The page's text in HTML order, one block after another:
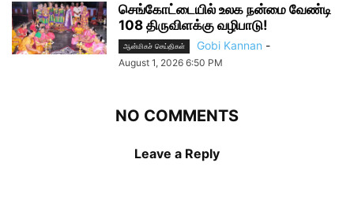
செங்கோட்டையில் உலக நன்மை வேண்டி
108 திருவிளக்கு வழிபாடு!
ஆன்மிகச் செய்திகள் Gobi Kannan -
August 1, 2026 6:50 PM
NO COMMENTS
Leave a Reply